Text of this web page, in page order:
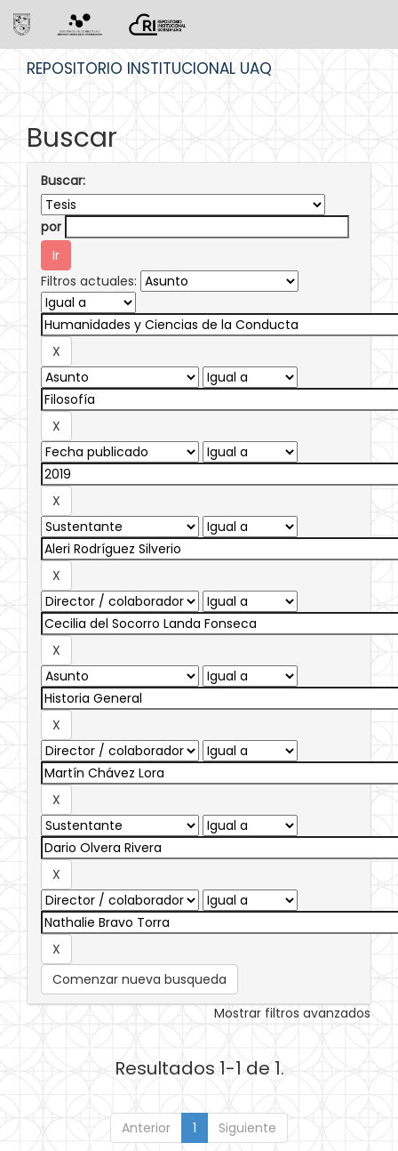
REPOSITORIO INSTITUCIONAL UAQ
Buscar
Buscar:
por
Filtros actuales:
Comenzar nueva busqueda
Mostrar filtros avanzados
Resultados 1-1 de 1.
Anterior 1 Siguiente